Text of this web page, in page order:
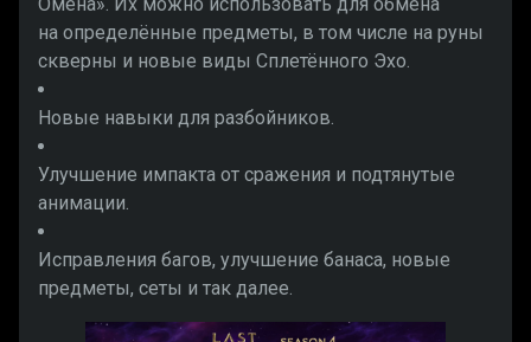
на определённые предметы, в том числе на руны
скверны и новые виды Сплетённого Эхо.
Новые навыки для разбойников.
Улучшение импакта от сражения и подтянутые
анимации.
Исправления багов, улучшение банаса, новые
предметы, сеты и так далее.